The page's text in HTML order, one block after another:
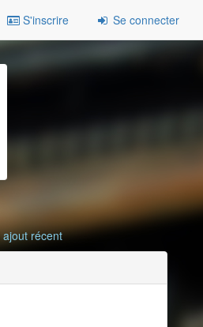
S'inscrire Se connecter
ajout récent